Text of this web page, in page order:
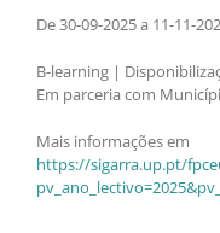
De 30-09-2025 a 11-11-
B-learning |
Em parceria com
Mais informações em
https://sigarra.up.pt/